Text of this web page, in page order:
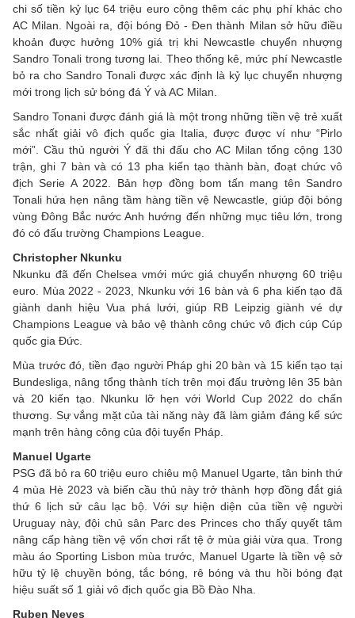
chi số tiền kỷ lục 64 triệu euro cộng thêm các phụ phí khác cho
AC Milan. Ngoài ra, đội bóng Đỏ - Đen thành Milan sở hữu điều
khoản được hưởng 10% giá trị khi Newcastle chuyển nhượng
Sandro Tonali trong tương lai. Theo thống kê, mức phí Newcastle
bỏ ra cho Sandro Tonali được xác định là kỷ lục chuyển nhượng
mới trong lịch sử bóng đá Ý và AC Milan.
Sandro Tonani được đánh giá là một trong những tiền vệ trẻ xuất
sắc nhất giải vô địch quốc gia Italia, được được ví như “Pirlo
mới”. Cầu thủ người Ý đã thi đấu cho AC Milan tổng cộng 130
trận, ghi 7 bàn và có 13 pha kiến tạo thành bàn, đoạt chức vô
địch Serie A 2022. Bản hợp đồng bom tấn mang tên Sandro
Tonali hứa hẹn nâng tầm hàng tiền vệ Newcastle, giúp đội bóng
vùng Đông Bắc nước Anh hướng đến những mục tiêu lớn, trong
đó có đấu trường Champions League.
Christopher Nkunku
Nkunku đã đến Chelsea vmới mức giá chuyển nhượng 60 triệu
euro. Mùa 2022 - 2023, Nkunku với 16 bàn và 6 pha kiến tạo đã
giành danh hiệu Vua phá lưới, giúp RB Leipzig giành vé dự
Champions League và bảo vệ thành công chức vô địch cúp Cúp
quốc gia Đức.
Mùa trước đó, tiền đạo người Pháp ghi 20 bàn và 15 kiến tạo tại
Bundesliga, nâng tổng thành tích trên mọi đấu trường lên 35 bàn
và 20 kiến tạo. Nkunku lỡ hẹn với World Cup 2022 do chấn
thương. Sự vắng mặt của tài năng này đã làm giảm đáng kể sức
mạnh trên hàng công của đội tuyển Pháp.
Manuel Ugarte
PSG đã bỏ ra 60 triệu euro chiêu mộ Manuel Ugarte, tân binh thứ
4 mùa Hè 2023 và biến cầu thủ này trở thành hợp đồng đắt giá
thứ 6 lịch sử câu lạc bộ. Với sự hiện diện của tiền vệ người
Uruguay này, đội chủ sân Parc des Princes cho thấy quyết tâm
nâng cấp hàng tiền vệ vốn chơi rất tệ ở mùa giải vừa qua. Trong
màu áo Sporting Lisbon mùa trước, Manuel Ugarte là tiền vệ sở
hữu tỷ lệ chuyền bóng, tắc bóng, rê bóng và thu hồi bóng đạt
hiệu suất số 1 giải vô địch quốc gia Bồ Đào Nha.
Ruben Neves